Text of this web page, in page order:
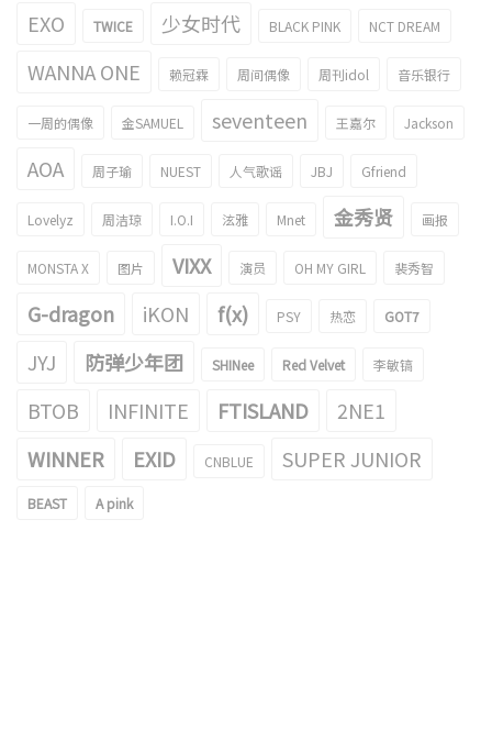
EXO TWICE 少女时代 BLACK PINK NCT DREAM
WANNA ONE 赖冠霖 周间偶像 周刊idol 音乐银行
一周的偶像 金SAMUEL seventeen 王嘉尔 Jackson
AOA 周子瑜 NUEST 人气歌谣 JBJ Gfriend
Lovelyz 周洁琼 I.O.I 泫雅 Mnet 金秀贤 画报
MONSTA X 图片 VIXX 演员 OH MY GIRL 裴秀智
G-dragon iKON f(x) PSY 热恋 GOT7
JYJ 防弹少年团 SHINee Red Velvet 李敏镐
BTOB INFINITE FTISLAND
2NE1
WINNER
EXID CNBLUE SUPER JUNIOR
BEAST A pink